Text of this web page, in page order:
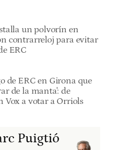
un polvorín en
contrarreloj para evitar
ERC
de ERC en Girona que
de la manta': de
Vox a votar a Orriols
Puigtió